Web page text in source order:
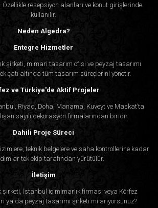
resepsiyon alanları ve konut girişlerinde
kullanılır.
Neden Algedra?
Entegre Hizmetler
şirketi, mimari tasarım ofisi ve peyzaj tasarımı
çatı altında tüm tasarım süreçlerini yönetir.
ve Türkiye'de Aktif Projeler
Riyad, Doha, Manama, Kuveyt ve Maskat’ta
sayılı dekorasyon firmalarından biridir.
Dahili Proje Süreci
teknik belgelere ve saha kontrollerine kadar
tek ekip tarafından yürütülür.
İletişim
şirketi, İstanbul iç mimarlık firması veya Körfez
ya da peyzaj tasarımı şirketi mi arıyorsunuz?